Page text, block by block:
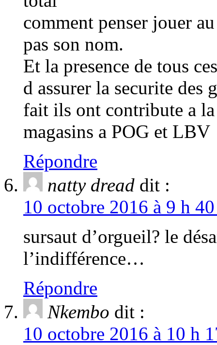
comment penser jouer
pas son nom.
Et la presence de tous
d assurer la securite des
fait ils ont contribute a
magasins a POG et LBV
Répondre
natty dread dit :
10 octobre 2016 à 9 h
sursaut d’orgueil? le
l’indifférence…
Répondre
Nkembo dit :
10 octobre 2016 à 10 h